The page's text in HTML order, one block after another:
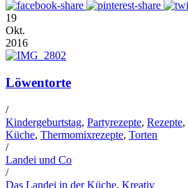
19
Okt.
2016
Löwentorte
/
Kindergeburtstag, Partyrezepte, Rezepte,
Küche, Thermomixrezepte, Torten
/
Landei und Co
/
Das Landei in der Küche, Kreativ